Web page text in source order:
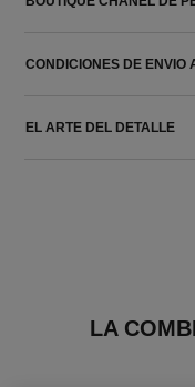
CONDICIONES DE ENVIO
EL ARTE DEL DETALLE
LA